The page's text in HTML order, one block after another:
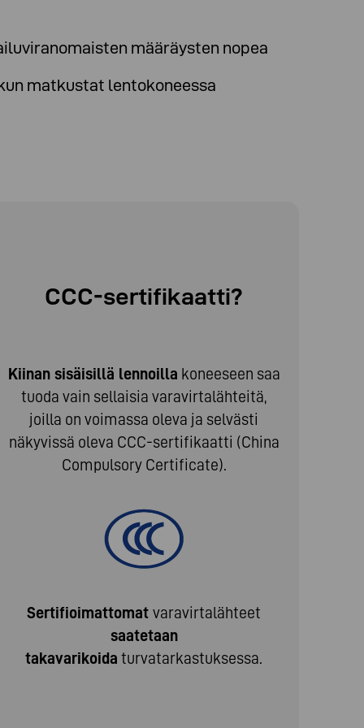
määräysten nopea
matkustat lentokoneessa
CCC-sertifikaatti?
Kiinan sisäisillä lennoilla koneeseen saa
tuoda vain sellaisia varavirtalähteitä,
joilla on voimassa oleva ja selvästi
näkyvissä oleva CCC-sertifikaatti (China
Compulsory Certificate).
Sertifioimattomatvaravirtalähteet
saatetaan
takavarikoida turvatarkastuksessa.